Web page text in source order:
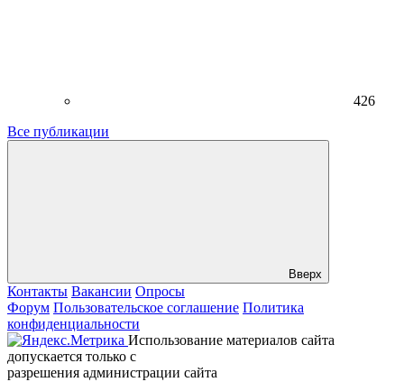
426
Все публикации
Вверх
Контакты Вакансии Опросы
Форум Пользовательское соглашение Политика
конфиденциальности
Использование материалов сайта
допускается только с
разрешения администрации сайта